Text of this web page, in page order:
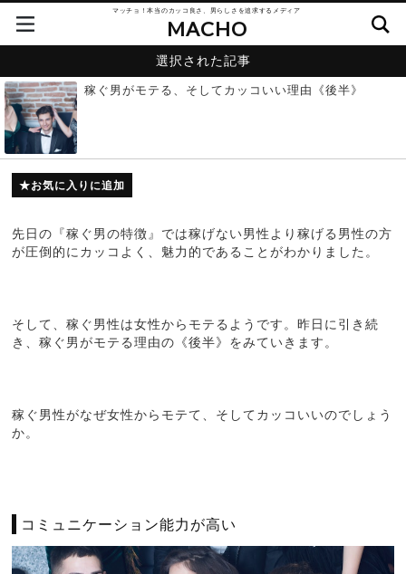
マッチョ！本当のカッコ良さ、男らしさを追求するメディア
MACHO
選択された記事
稼ぐ男がモテる、そしてカッコいい理由《後半》
お気に入りに追加
先日の『稼ぐ男の特徴』では稼げない男性より稼げる男性の方
が圧倒的にカッコよく、魅力的であることがわかりました。
そして、稼ぐ男性は女性からモテるようです。昨日に引き続
き、稼ぐ男がモテる理由の《後半》をみていきます。
稼ぐ男性がなぜ女性からモテて、そしてカッコいいのでしょう
か。
コミュニケーション能力が高い